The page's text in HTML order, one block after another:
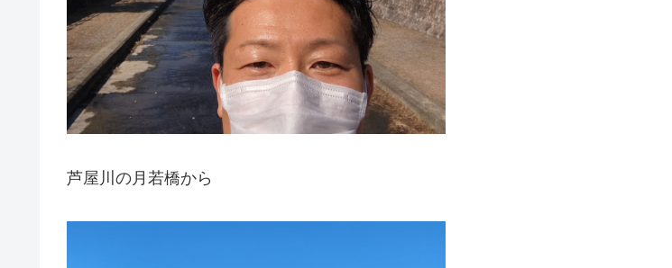
芦屋川の月若橋から